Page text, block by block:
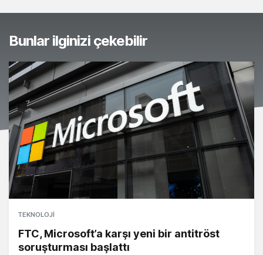
Bunlar ilginizi çekebilir
TEKNOLOJI
FTC, Microsoft’a karşı yeni bir antitröst
soruşturması başlattı